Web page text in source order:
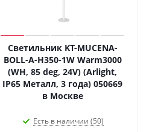
Светильник KT-MUCENA-
BOLL-A-H350-1W Warm3000
(WH, 85 deg, 24V) (Arlight,
IP65 Металл, 3 года) 050669
в Москве
Есть в наличии (50)